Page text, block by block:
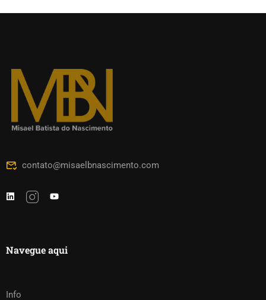
contato@misaelbnascimento.com
Navegue aqui
Info